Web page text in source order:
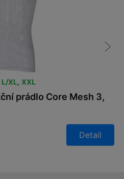
L/XL, XXL
prádlo Core Mesh 3,
Detail